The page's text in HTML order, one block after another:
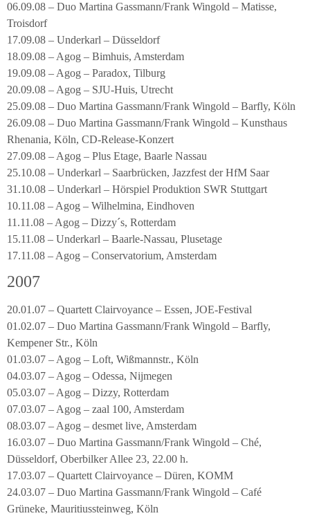
06.09.08 – Duo Martina Gassmann/Frank Wingold – Matisse,
Troisdorf
17.09.08 – Underkarl – Düsseldorf
18.09.08 – Agog – Bimhuis, Amsterdam
19.09.08 – Agog – Paradox, Tilburg
20.09.08 – Agog – SJU-Huis, Utrecht
25.09.08 – Duo Martina Gassmann/Frank Wingold – Barfly, Köln
26.09.08 – Duo Martina Gassmann/Frank Wingold – Kunsthaus
Rhenania, Köln, CD-Release-Konzert
27.09.08 – Agog – Plus Etage, Baarle Nassau
25.10.08 – Underkarl – Saarbrücken, Jazzfest der HfM Saar
31.10.08 – Underkarl – Hörspiel Produktion SWR Stuttgart
10.11.08 – Agog – Wilhelmina, Eindhoven
11.11.08 – Agog – Dizzy´s, Rotterdam
15.11.08 – Underkarl – Baarle-Nassau, Plusetage
17.11.08 – Agog – Conservatorium, Amsterdam
2007
20.01.07 – Quartett Clairvoyance – Essen, JOE-Festival
01.02.07 – Duo Martina Gassmann/Frank Wingold – Barfly,
Kempener Str., Köln
01.03.07 – Agog – Loft, Wißmannstr., Köln
04.03.07 – Agog – Odessa, Nijmegen
05.03.07 – Agog – Dizzy, Rotterdam
07.03.07 – Agog – zaal 100, Amsterdam
08.03.07 – Agog – desmet live, Amsterdam
16.03.07 – Duo Martina Gassmann/Frank Wingold – Ché,
Düsseldorf, Oberbilker Allee 23, 22.00 h.
17.03.07 – Quartett Clairvoyance – Düren, KOMM
24.03.07 – Duo Martina Gassmann/Frank Wingold – Café
Grüneke, Mauritiussteinweg, Köln